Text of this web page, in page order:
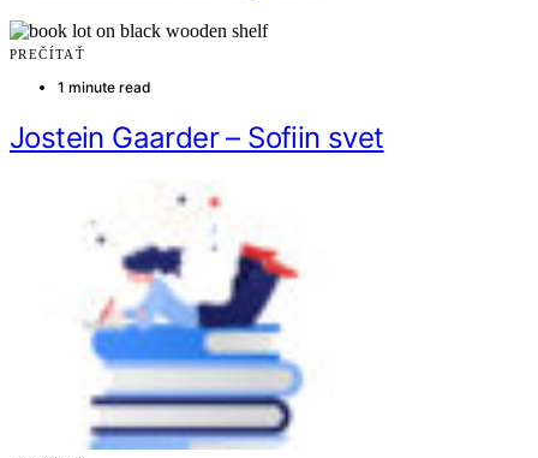
PREČÍTAŤ
1 minute read
Jostein Gaarder – Sofiin svet